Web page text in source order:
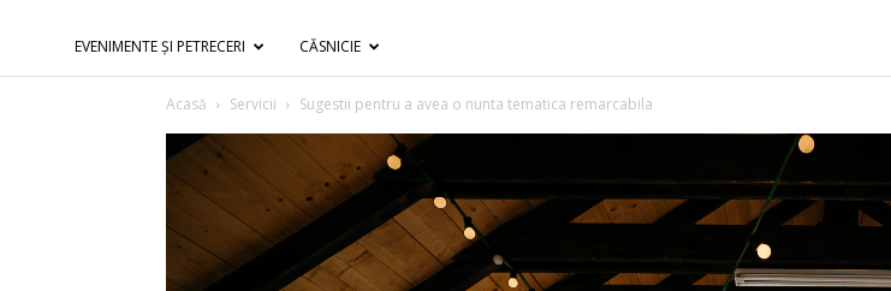
EVENIMENTE ȘI PETRECERI CĂSNICIE
Acasă Servicii Sugestii pentru a avea o nunta tematica remarcabila